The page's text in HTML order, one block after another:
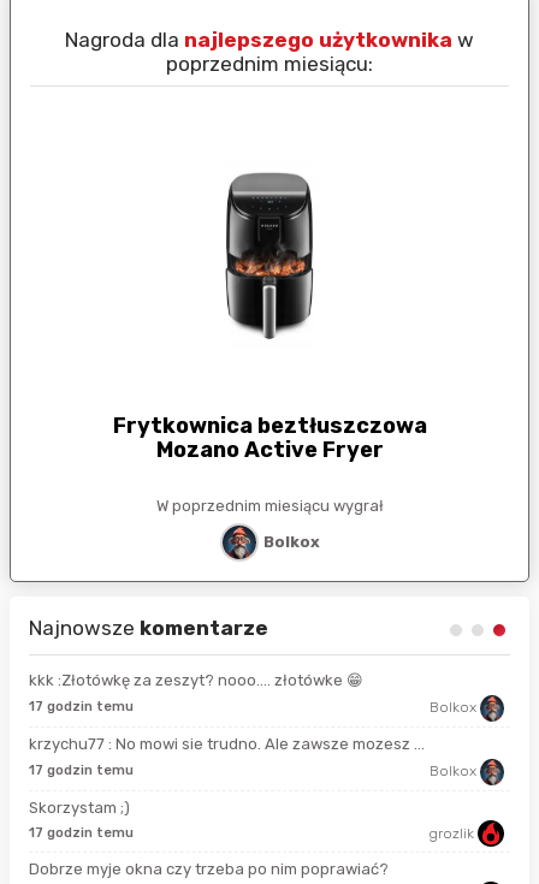
Nagroda dla najlepszego użytkownika w
poprzednim miesiącu:
Frytkownica beztłuszczowa
Mozano Active Fryer
W poprzednim miesiącu wygrał
Bolkox
Najnowsze komentarze
kkk :Złotówkę za zeszyt? nooo…. złotówke 😁
17 godzin temu Bolkox
krzychu77 : No mowi sie trudno. Ale zawsze mozesz ...
17 godzin temu Bolkox
Skorzystam ;)
17 godzin temu grozlik
Dobrze myje okna czy trzeba po nim poprawiać?